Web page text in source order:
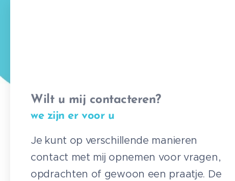
Wilt u mij contacteren?
we zijn er voor u
Je kunt op verschillende manieren
contact met mij opnemen voor vragen,
opdrachten of gewoon een praatje. De